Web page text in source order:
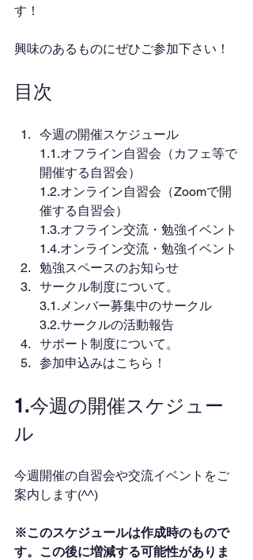
す！
興味のあるものにぜひご参加下さい！
目次
今週の開催スケジュール
1.1.オフライン自習会（カフェ等で
開催する自習会）
1.2.オンライン自習会（Zoomで開
催する自習会）
1.3.オフライン交流・勉強イベント
1.4.オンライン交流・勉強イベント
勉強スペースのお知らせ
サークル制度について。
3.1.メンバー募集中のサークル
3.2.サークルの活動報告
サポート制度について。
参加申込みはこちら！
1.今週の開催スケジュー
ル
今週開催の自習会や交流イベントをご
案内します(^^)
※このスケジュールは作成時のもので
す。この後に増減する可能性がありま